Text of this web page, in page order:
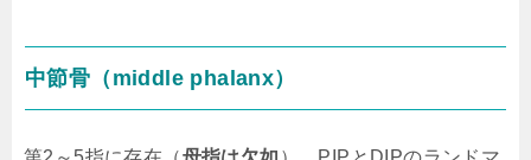
中節骨（middle phalanx）